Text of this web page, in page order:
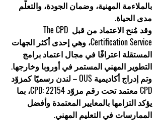
بالملاءمة المهنية، وضمان الجودة، والتعلّم
مدى الحياة.
وقد مُنح الاعتماد من قبل The CPD
Certification Service، وهي إحدى أكثر الجهات
المستقلة اعترافًا في مجال اعتماد برامج
التطوير المهني المستمر في أوروبا وخارجها.
وتم إدراج أكاديمية OUS – لندن رسميًا كمزوّد
CPD معتمد تحت
رقم مزوّد CPD: 22154
، بما
يؤكد التزامها بالمعايير المعتمدة وأفضل
الممارسات في التعليم المهني.